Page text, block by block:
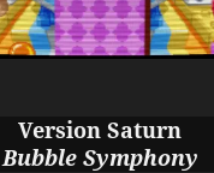
Version Saturn
Bubble Symphony